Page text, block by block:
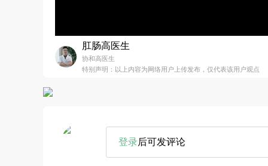
肛肠高医生
协和高医生
特别声明：以上内容为网络用户上传发布，仅代表该用户观点
登录后可发评论